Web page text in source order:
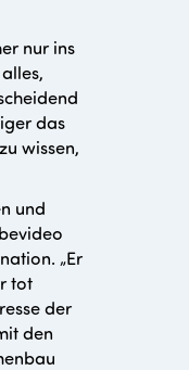
nur ins
das
wissen,
und
„Er
tot
der
den